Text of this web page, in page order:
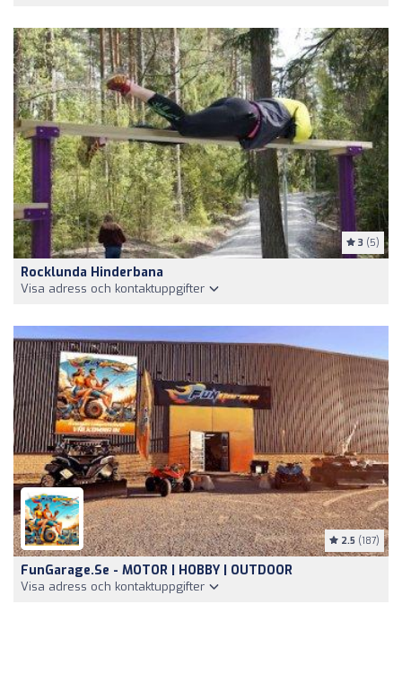
3 (5)
Rocklunda Hinderbana
Visa adress och kontaktuppgifter
2.5 (187)
FunGarage.se - MOTOR | HOBBY | OUTDOOR
Visa adress och kontaktuppgifter